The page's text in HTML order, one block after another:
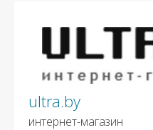
ultra.by
интернет-магазин